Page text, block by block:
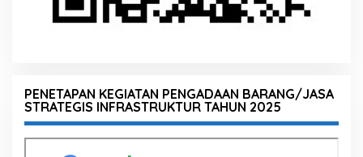
PENETAPAN KEGIATAN PENGADAAN BARANG/JASA
STRATEGIS INFRASTRUKTUR TAHUN 2025